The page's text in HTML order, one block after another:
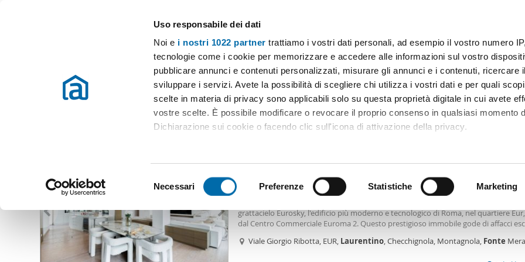
Uso responsabile dei dati
Noi e i nostri 1022 partner trattiamo i vostri dati personali, ad esempio il vostro numero
tecnologie come i cookie per memorizzare e accedere alle informazioni sul vostro
pubblicare annunci e contenuti personalizzati, misurare gli annunci e i contenuti, ricercare
sviluppare i servizi. Avete la possibilità di scegliere chi utilizza i vostri dati e per quali
scelte in materia di privacy sono applicabili solo su questa proprietà digitale in cui avete
vostre scelte. È possibile modificare o revocare il proprio consenso in qualsiasi momento
Dichiarazione sui cookie o facendo clic sull'icona di attivazione della privacy.
Identificare il tuo dispositivo, scansionandolo attivamente alla ricerca di caratteristiche
(impronte digitali).
Approfondisci come vengono elaborati i tuoi dati personali e imposta le tue preferenze
dettagli. Puoi modificare o ritirare il tuo consenso in qualsiasi momento dalla Dichiarazione
Utilizziamo i cookie per personalizzare contenuti ed annunci, per fornire funzionalità dei
e
z
Necessari Preferenze Statistiche Marketing
Case e appartamenti in affitto in tutta Italia
Scegli la zona Prezzo Superficie Locali Più filtri - 1
Affitto Roma Appartamenti Affitto Roma Affitto fonte laurentina Roma
(186 immobili) Ordine Mioaffitto
Appartamento arredato con terrazzo Eur, laurentino, checchignola,
grattacielo Eurosky, l'edificio più moderno e tecnologico di Roma, nel quartiere
dal Centro Commerciale Euroma 2. Questo prestigioso immobile gode di affacci
sulla Basilica dei Santi Pietro e Paolo la quale essa, si innalza sul punto più alto del
Viale Giorgio Ribotta, EUR, Laurentino, Checchignola, Montagnola, Fonte